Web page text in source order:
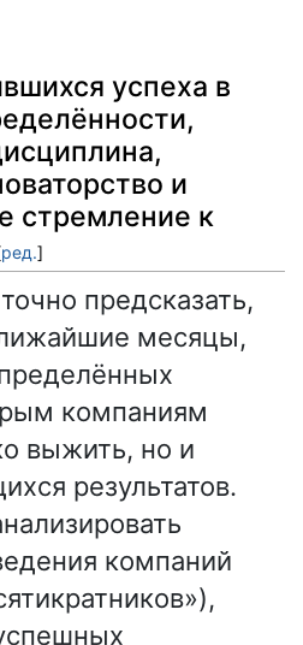
успеха в
и
стремление к
ред.]
предсказать,
месяцы,
компаниям
выжить, но и
результатов.
компаний